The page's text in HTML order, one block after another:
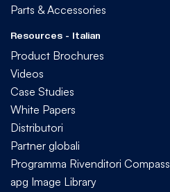
Parts & Accessories
Resources - Italian
Product Brochures
Videos
Case Studies
White Papers
Distributori
Partner globali
Programma Rivenditori Compass
apg Image Library